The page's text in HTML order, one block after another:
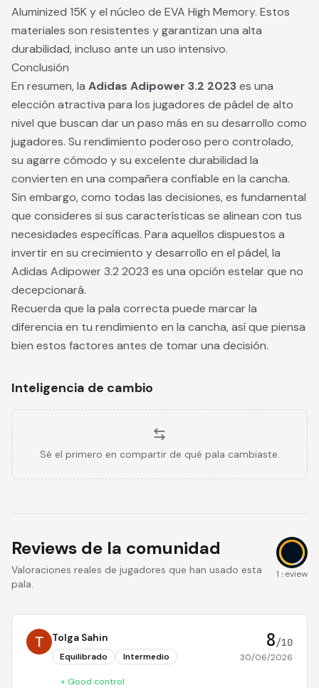
Aluminized 15K y el núcleo de EVA High Memory. Estos
materiales son resistentes y garantizan una alta
durabilidad, incluso ante un uso intensivo.
Conclusión
En resumen, la Adidas Adipower 3.2 2023es una
elección atractiva para los jugadores de pádel de alto
nivel que buscan dar un paso más en su desarrollo como
jugadores. Su rendimiento poderoso pero controlado,
su agarre cómodo y su excelente durabilidad la
convierten en una compañera confiable en la cancha.
Sin embargo, como todas las decisiones, es fundamental
que consideres si sus características se alinean con tus
necesidades específicas. Para aquellos dispuestos a
invertir en su crecimiento y desarrollo en el pádel, la
Adidas Adipower 3.2 2023 es una opción estelar que no
decepcionará.
Recuerda que la pala correcta puede marcar la
diferencia en tu rendimiento en la cancha, así que piensa
bien estos factores antes de tomar una decisión.
Inteligencia de cambio
Sé el primero en compartir de qué pala cambiaste.
Reviews de la comunidad
Valoraciones reales de jugadores que han usado esta
pala.
8
1 review
Tolga Sahin
Equilibrado Intermedio
8/10
30/06/2026
+ Good control